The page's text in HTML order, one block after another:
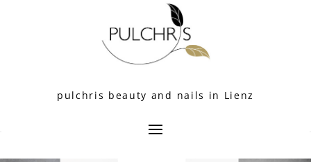
pulchris beauty and nails in Lienz